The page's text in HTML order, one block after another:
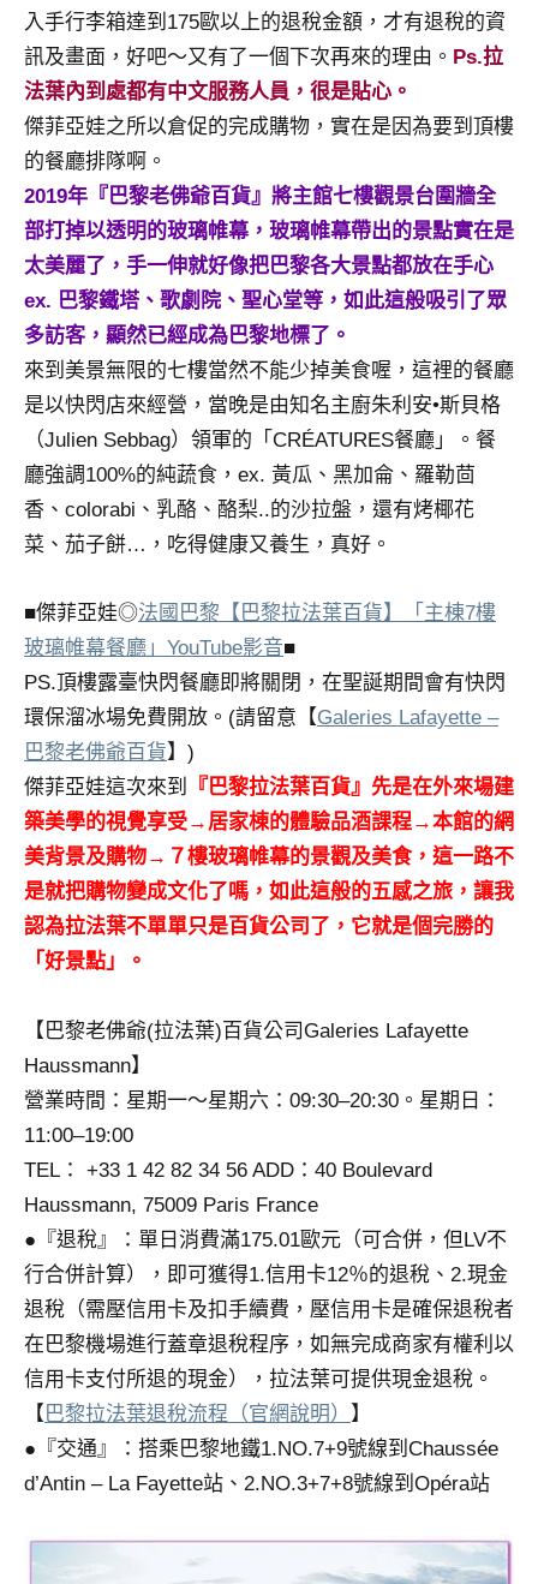
入手行李箱達到175歐以上的退稅金額，才有退稅的資
訊及畫面，好吧～又有了一個下次再來的理由。 Ps.拉
法葉內到處都有中文服務人員，很是貼心。
傑菲亞娃之所以倉促的完成購物，實在是因為要到頂樓
的餐廳排隊啊。
2019年『巴黎老佛爺百貨』將主館七樓觀景台圍牆全
部打掉以透明的玻璃帷幕，玻璃帷幕帶出的景點實在是
太美麗了，手一伸就好像把巴黎各大景點都放在手心
ex. 巴黎鐵塔、歌劇院、聖心堂等，如此這般吸引了眾
多訪客，顯然已經成為巴黎地標了。
來到美景無限的七樓當然不能少掉美食喔，這裡的餐廳
是以快閃店來經營，當晚是由知名主廚朱利安•斯貝格
（Julien Sebbag）領軍的「CRÉATURES餐廳」。餐
廳強調100%的純蔬食，ex. 黃瓜、黑加侖、羅勒茴
香、colorabi、乳酪、酪梨..的沙拉盤，還有烤椰花
菜、茄子餅…，吃得健康又養生，真好。
■傑菲亞娃◎法國巴黎【巴黎拉法葉百貨】「主棟7樓
玻璃帷幕餐廳」YouTube影音■
PS.頂樓露臺快閃餐廳即將關閉，在聖誕期間會有快閃
環保溜冰場免費開放。(請留意【Galeries Lafayette –
巴黎老佛爺百貨】)
傑菲亞娃這次來到
『巴黎拉法葉百貨』先是在外來場建
築美學的視覺享受→居家棟的體驗品酒課程→本館的網
美背景及購物→７樓玻璃帷幕的景觀及美食，這一路不
是就把購物變成文化了嗎，如此這般的五感之旅，讓我
認為拉法葉不單單只是百貨公司了，它就是個完勝的
「好景點」。
【巴黎老佛爺(拉法葉)百貨公司Galeries Lafayette
Haussmann】
營業時間：星期一～星期六：09:30–20:30。星期日：
11:00–19:00
TEL： +33 1 42 82 34 56 ADD：40 Boulevard
Haussmann, 75009 Paris France
●『退稅』：單日消費滿175.01歐元（可合併，但LV不
行合併計算），即可獲得1.信用卡12％的退稅、2.現金
退稅（需壓信用卡及扣手續費，壓信用卡是確保退稅者
在巴黎機場進行蓋章退稅程序，如無完成商家有權利以
信用卡支付所退的現金），拉法葉可提供現金退稅。
【 巴黎拉法葉退稅流程（官網說明）
】
●『交通』：搭乘巴黎地鐵1.NO.7+9號線到Chaussée
d’Antin – La Fayette站、2.NO.3+7+8號線到Opéra站